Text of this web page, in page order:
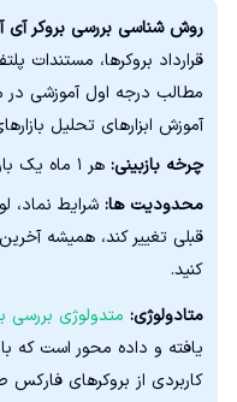
روش شناسی بررسی بروکر آی
قرارداد بروکرها،
مطالب درجه اول آموزشی در
آموزش ابزارهای تحلیل
چرخه بازبینی: هر ۱ ماه یک بار
محدودیت ها: شرایط نماد،
قبلی تغییر کند، همیشه
کنید.
متادولوژی: متدولوژی بررسی
یافته و داده‌ محور است که
کاربردی از بروکرهای